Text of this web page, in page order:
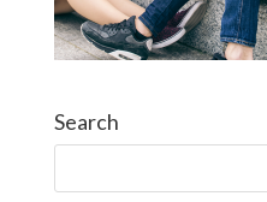
Search